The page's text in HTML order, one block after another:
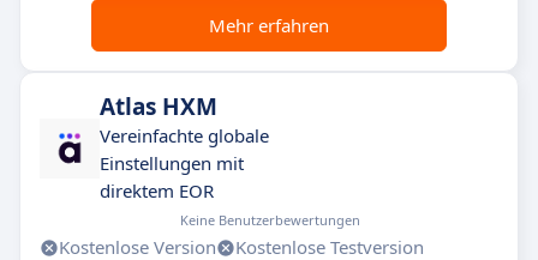
Mehr erfahren
Atlas HXM
Vereinfachte globale
Einstellungen mit
direktem EOR
Keine Benutzerbewertungen
Kostenlose Version
Kostenlose Testversion